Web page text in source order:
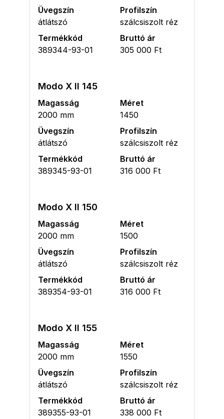
Üvegszín
átlátszó
Profilszín
szálcsiszolt réz
Termékkód
389344-93-01
Bruttó ár
305 000 Ft
Modo X II 145
Magasság
2000 mm
Méret
1450
Üvegszín
átlátszó
Profilszín
szálcsiszolt réz
Termékkód
389345-93-01
Bruttó ár
316 000 Ft
Modo X II 150
Magasság
2000 mm
Méret
1500
Üvegszín
átlátszó
Profilszín
szálcsiszolt réz
Termékkód
389354-93-01
Bruttó ár
316 000 Ft
Modo X II 155
Magasság
2000 mm
Méret
1550
Üvegszín
átlátszó
Profilszín
szálcsiszolt réz
Termékkód
389355-93-01
Bruttó ár
338 000 Ft